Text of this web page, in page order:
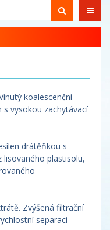
koalescenční
s vysokou zachytávací
drátěňkou s
lisovaného plastisolu,
Zvýšená filtrační
separaci